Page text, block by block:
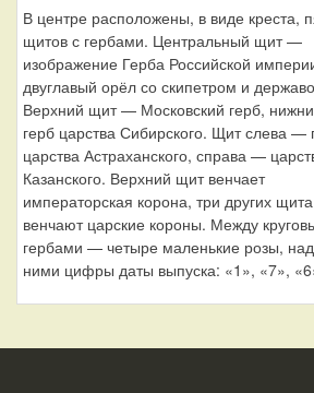
В центре расположены, в виде креста,
щитов с гербами. Центральный щит —
изображение Герба Российской
двуглавый орёл со скипетром и
Верхний щит — Московский герб,
герб царства Сибирского. Щит слева —
царства Астраханского, справа —
Казанского. Верхний щит венчает
императорская корона, три других щита
венчают царские короны. Между
гербами — четыре маленькие розы, над
ними цифры даты выпуска: «1», «7»,